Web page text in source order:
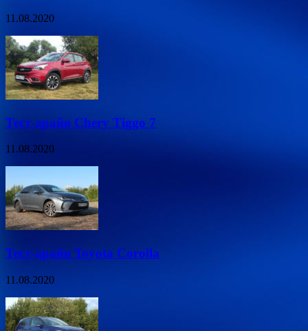
11.08.2020
Тест-драйв Chery Tiggo 7
11.08.2020
Тест-драйв Toyota Corolla
11.08.2020